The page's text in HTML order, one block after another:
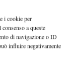
i cookie per
a queste
di navigazione o ID
influire negativamente